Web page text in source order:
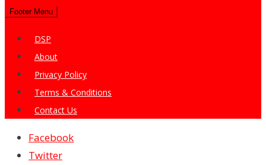
Footer Menu
DSP
About
Privacy Policy
Terms & Conditions
Contact Us
Facebook
Twitter